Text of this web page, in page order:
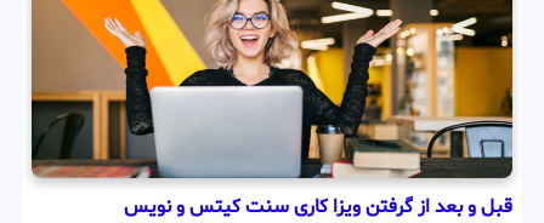
قبل و بعد از گرفتن ویزا کاری سنت کیتس و نویس